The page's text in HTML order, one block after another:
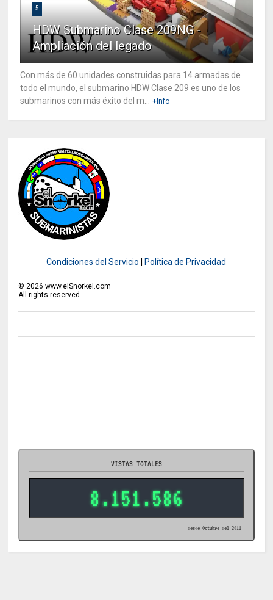
5
HDW Submarino Clase 209NG -
Ampliación del legado
Con más de 60 unidades construidas para 14 armadas de
todo el mundo, el submarino HDW Clase 209 es uno de los
submarinos con más éxito del m...
+Info
Condiciones del Servicio Política de Privacidad
© 2026 www.elSnorkel.com
All rights reserved.
VISTAS TOTALES
8.151.586
desde Octubre del 2011